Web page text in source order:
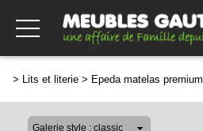
> Lits et literie > Epeda matelas premium